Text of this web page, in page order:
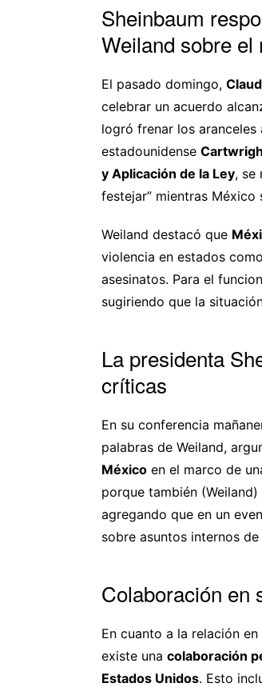
Sheinbaum
Weiland sobre
El pasado domingo,
celebrar un acuerdo
logró frenar los
estadounidense
y Aplicación de la Ley, se
festejar” mientras
Weiland destacó que
violencia en estados como
asesinatos. Para el
sugiriendo que la
La presidenta
críticas
En su conferencia
palabras de Weiland,
México en el marco de
porque también
agregando que en un
sobre asuntos internos
Colaboración en
En cuanto a la relación
existe una colaboración
Estados Unidos. Esto